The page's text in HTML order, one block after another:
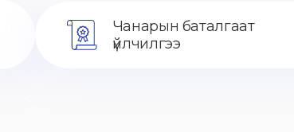
Чанарын баталгаат
үйлчилгээ